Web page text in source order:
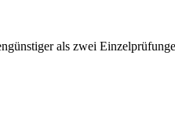
als zwei